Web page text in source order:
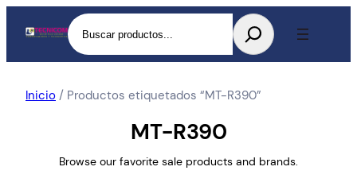
Buscar
Inicio / Productos etiquetados “MT-R390”
MT-R390
Browse our favorite sale products and brands.